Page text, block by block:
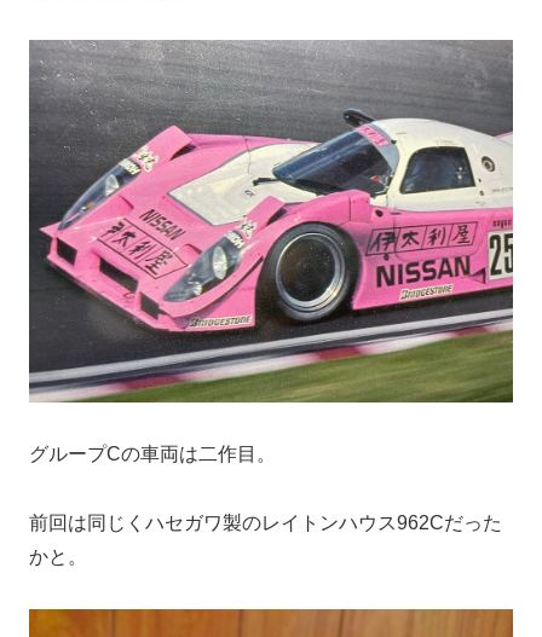
グループCの車両は二作目。
前回は同じくハセガワ製のレイトンハウス962Cだった
かと。